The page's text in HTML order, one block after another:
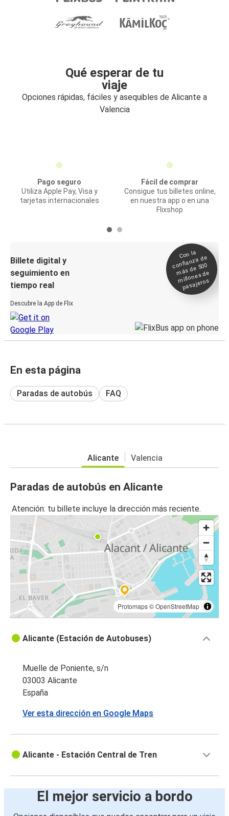
Qué esperar de tu
viaje
Opciones rápidas, fáciles y asequibles de Alicante a
Valencia
Pago seguro
Utiliza Apple Pay, Visa y
tarjetas internacionales
Fácil de comprar
Consigue tus billetes online,
en nuestra app o en una
Flixshop
Billete digital y
seguimiento en
tiempo real
Descubre la App de Flix
Con la
confianza de
más de 500
millones de
pasajeros
En esta página
Paradas de autobús FAQ
Alicante Valencia
Paradas de autobús en Alicante
Atención: tu billete incluye la dirección más reciente.
Protomaps©OpenStreetMap
Alicante (Estación de Autobuses)
Muelle de Poniente, s/n
03003 Alicante
España
Ver esta dirección en Google Maps
Alicante - Estación Central de Tren
El mejor servicio a bordo